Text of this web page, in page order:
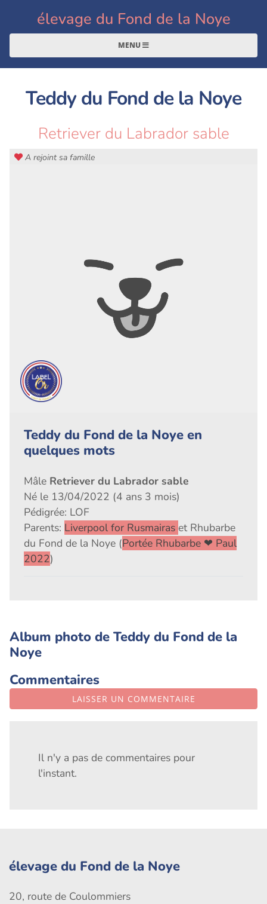
élevage du Fond de la Noye
MENU
Teddy du Fond de la Noye
Retriever du Labrador sable
A rejoint sa famille
Teddy du Fond de la Noye en
quelques mots
Mâle Retriever du Labrador sable
Né le 13/04/2022 (4 ans 3 mois)
Pédigrée: LOF
Parents: Liverpool for Rusmairas et Rhubarbe
du Fond de la Noye (Portée Rhubarbe ❤ Paul
2022)
Album photo de Teddy du Fond de la
Noye
Commentaires
LAISSER UN COMMENTAIRE
Il n'y a pas de commentaires pour
l'instant.
élevage du Fond de la Noye
20, route de Coulommiers